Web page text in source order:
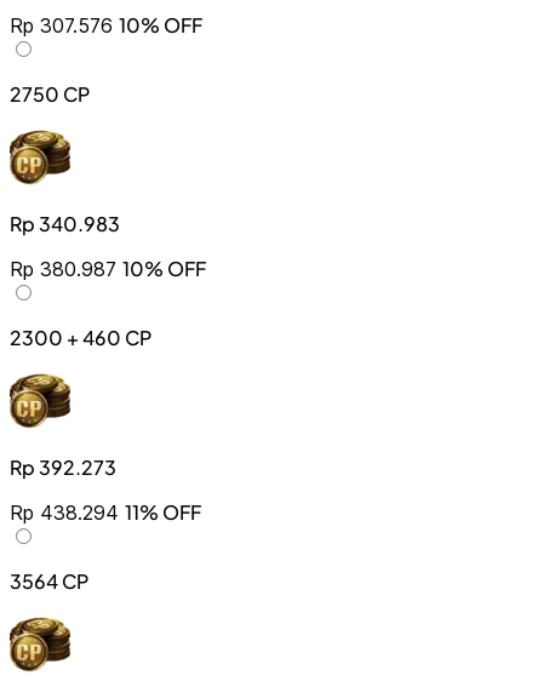
Rp 307.576 10% OFF
2750 CP
Rp 340.983
Rp 380.987 10% OFF
2300 + 460 CP
Rp 392.273
Rp 438.294 11% OFF
3564 CP